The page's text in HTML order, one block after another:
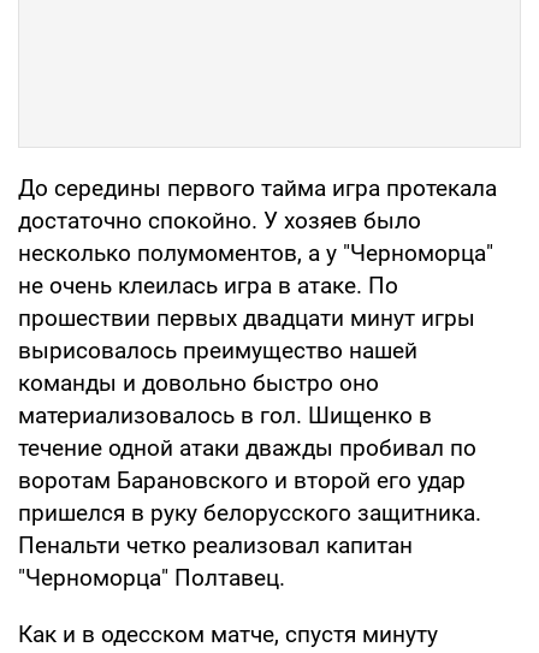
До середины первого тайма игра протекала
достаточно спокойно. У хозяев было
несколько полумоментов, а у "Черноморца"
не очень клеилась игра в атаке. По
прошествии первых двадцати минут игры
вырисовалось преимущество нашей
команды и довольно быстро оно
материализовалось в гол. Шищенко в
течение одной атаки дважды пробивал по
воротам Барановского и второй его удар
пришелся в руку белорусского защитника.
Пенальти четко реализовал капитан
"Черноморца" Полтавец.
Как и в одесском матче, спустя минуту